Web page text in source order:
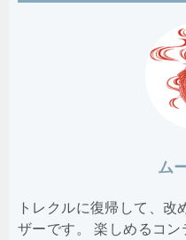
ム
トレクルに復帰して、改
ザーです。 楽しめるコ